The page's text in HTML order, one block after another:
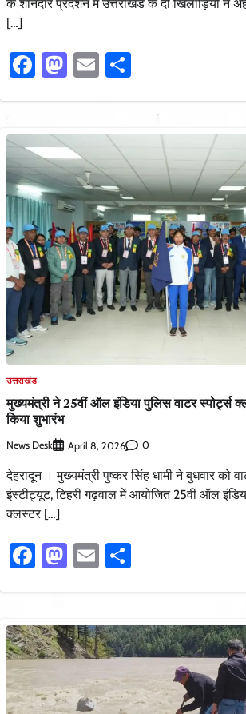
के शानदार प्रदर्शन में उत्तराखंड के दो खिलाड़ियों ने
[…]
Facebook
Mastodon
Email
उत्तराखंड
मुख्यमंत्री ने 25वीं ऑल इंडिया पुलिस वाटर स्पोर्ट्स
किया शुभारंभ
News Desk April 8, 2026 0
देहरादून । मुख्यमंत्री पुष्कर सिंह धामी ने बुधवार को
इंस्टीट्यूट, टिहरी गढ़वाल में आयोजित 25वीं ऑल
क्लस्टर […]
Facebook
Mastodon
Email